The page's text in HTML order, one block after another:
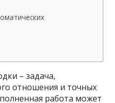
– задача,
отношения и точных
работа может